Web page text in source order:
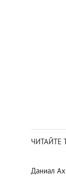
ЧИТАЙТЕ
Даниал